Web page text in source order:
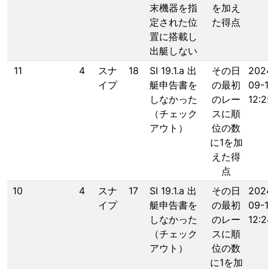
末機器を指
定された位
置に搭載し
出艇しない
を加え
た得点
11 4
スナ
イプ
18
SI 19.1.a 出
艇申告書を
しなかった
（チェック
アウト）
その日
の最初
のレー
スに順
位の数
に1を加
えた得
点
09-
10 4
スナ
イプ
17
SI 19.1.a 出
艇申告書を
しなかった
（チェック
アウト）
その日
の最初
のレー
スに順
位の数
に1を加
09-